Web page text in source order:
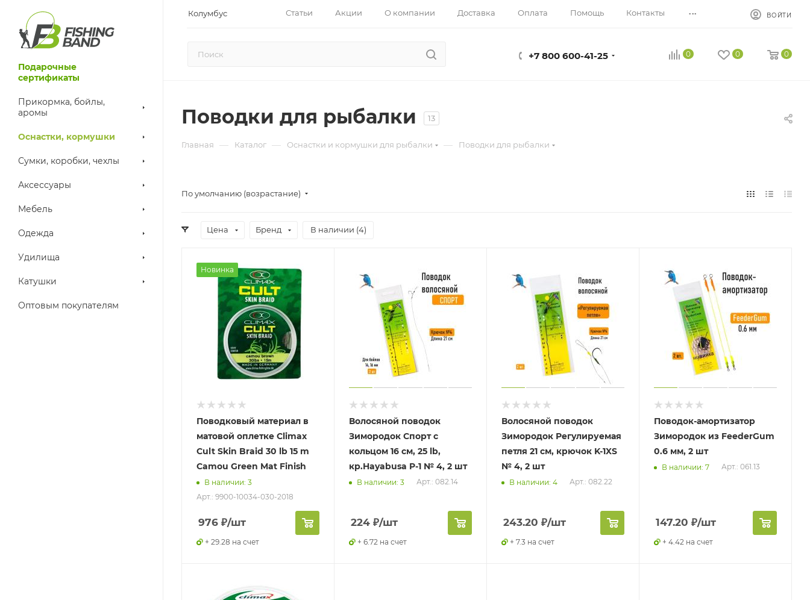
Колумбус Статьи Акции О компании Доставка Оплата Помощь Контакты ... ВОЙТИ
+7 800 600-41-25 0 0 0
Подарочные
сертификаты
Прикормка, бойлы,
аромы
Оснастки, кормушки
Сумки, коробки, чехлы
Аксессуары
Мебель
Одежда
Удилища
Катушки
Оптовым покупателям
Поводки для рыбалки 13
Главная — Каталог — Оснастки и кормушки для рыбалки — Поводки для рыбалки
По умолчанию (возрастание)
Цена Бренд В наличии (4)
Новинка
Поводковый материал в
матовой оплетке Climax
Cult Skin Braid 30 lb 15 m
Camou Green Mat Finish
В наличии: 3
Арт.: 9900-10034-030-2018
976 ₽/шт
+ 29.28 на счет
Волосяной поводок
Зимородок Спорт с
кольцом 16 см, 25 lb,
кр.Hayabusa P-1 № 4, 2 шт
В наличии: 3 Арт.: 082.14
224 ₽/шт
+ 6.72 на счет
Волосяной поводок
Зимородок Регулируемая
петля 21 см, крючок K-1XS
№ 4, 2 шт
В наличии: 4 Арт.: 082.22
243.20 ₽/шт
+ 7.3 на счет
Поводок-амортизатор
Зимородок из FeederGum
0.6 мм, 2 шт
В наличии: 7 Арт.: 061.13
147.20 ₽/шт
+ 4.42 на счет